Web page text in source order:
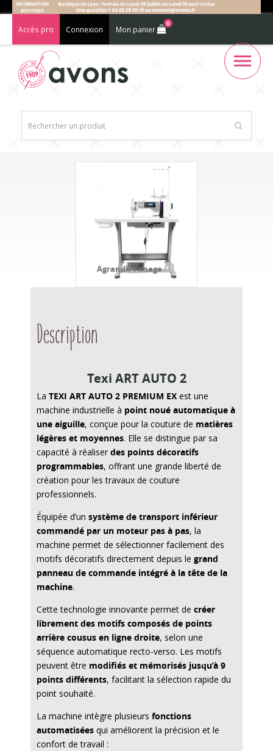
Accès pro Connexion Mon panier
0
Agrandir l'image
Description
Texi ART AUTO 2
La TEXI ART AUTO 2 PREMIUM EX est une
machine industrielle à point noué automatique à
une aiguille, conçue pour la couture de matières
légères et moyennes. Elle se distingue par sa
capacité à réaliser des points décoratifs
programmables, offrant une grande liberté de
création pour les travaux de couture
professionnels.
Équipée d’un système de transport inférieur
commandé par un moteur pas à pas, la
machine permet de sélectionner facilement des
motifs décoratifs directement depuis le grand
panneau de commande intégré à la tête de la
machine.
Cette technologie innovante permet de créer
librement des motifs composés de points
arrière cousus en ligne droite, selon une
séquence automatique recto-verso. Les motifs
peuvent être modifiés et mémorisés jusqu’à 9
points différents, facilitant la sélection rapide du
point souhaité.
La machine intègre plusieurs fonctions
automatisées qui améliorent la précision et le
confort de travail :